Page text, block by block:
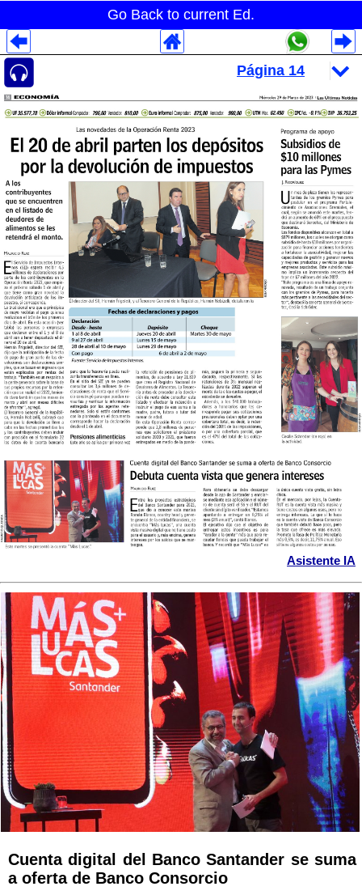
Go Back to current Ed.
Asistente IA
Cuenta digital del Banco Santander se suma
a oferta de Banco Consorcio
Despliegues Analytics
Despliegues Totales
Despliegues por Rubros